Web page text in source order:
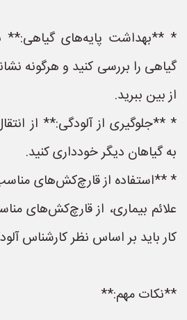
* **بهداشت پایه‌های گیاهی:**
گیاهی را بررسی کنید و هرگونه
از بین ببرید.
* **جلوگیری از آلودگی:** از
به گیاهان دیگر خودداری کنید.
* **استفاده از قارچ‌کش‌های
علائم بیماری، از قارچ‌کش‌های
کار باید بر اساس نظر کارشناس
**نکات مهم:**